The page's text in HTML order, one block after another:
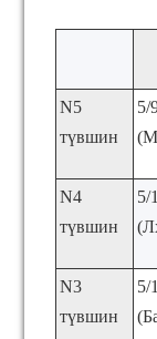
N5
түвшин
5/
N4
түвшин
5/
N3
түвшин
5/